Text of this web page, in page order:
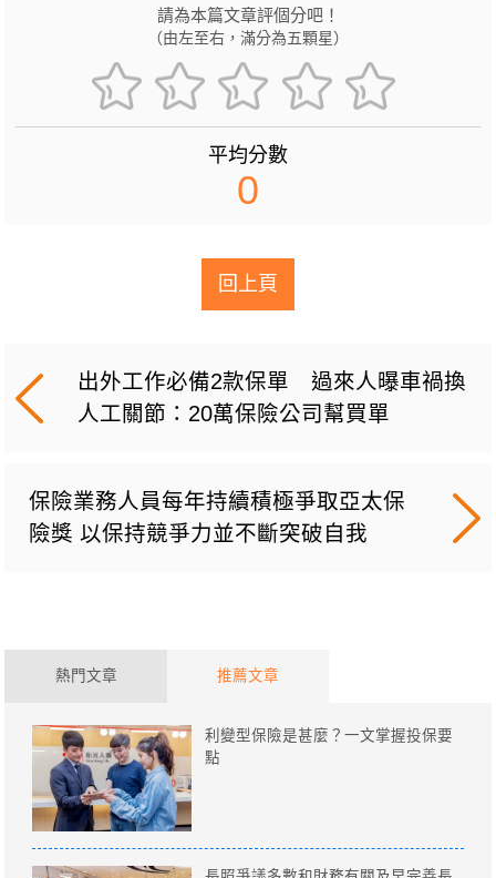
請為本篇文章評個分吧！
（由左至右，滿分為五顆星）
平均分數
0
回上頁
出外工作必備2款保單 過來人曝車禍換
人工關節：20萬保險公司幫買單
保險業務人員每年持續積極爭取亞太保
險獎 以保持競爭力並不斷突破自我
熱門文章 推薦文章
利變型保險是甚麼？一文掌握投保要
點